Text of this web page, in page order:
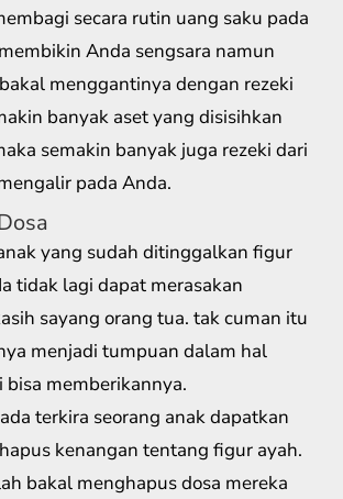
secara rutin uang saku pada
Anda sengsara namun
menggantinya dengan rezeki
banyak aset yang disisihkan
semakin banyak juga rezeki dari
pada Anda.
yang sudah ditinggalkan figur
tidak lagi dapat merasakan
sayang orang tua. tak cuman itu
menjadi tumpuan dalam hal
memberikannya.
terkira seorang anak dapatkan
kenangan tentang figur ayah.
bakal menghapus dosa mereka